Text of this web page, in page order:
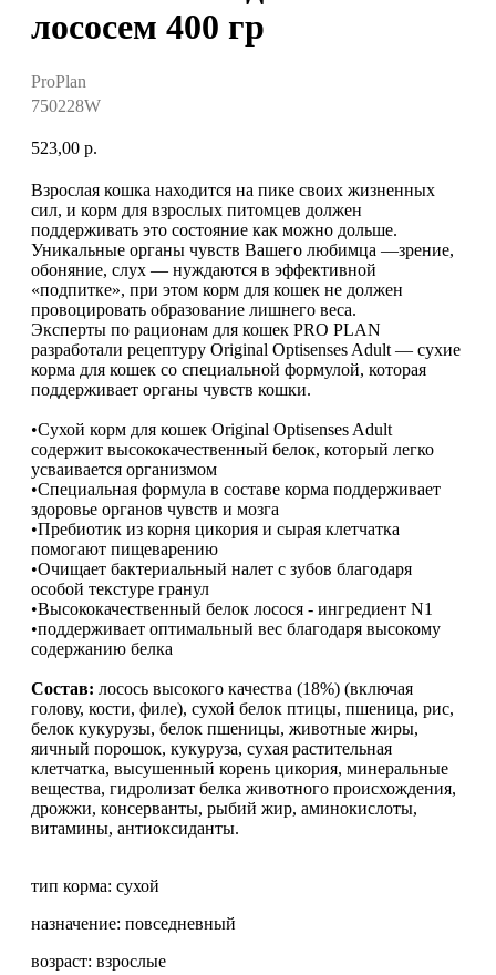
лососем 400 гр
ProPlan
750228W
523,00 р.
Взрослая кошка находится на пике своих жизненных
сил, и корм для взрослых питомцев должен
поддерживать это состояние как можно дольше.
Уникальные органы чувств Вашего любимца —зрение,
обоняние, слух — нуждаются в эффективной
«подпитке», при этом корм для кошек не должен
провоцировать образование лишнего веса.
Эксперты по рационам для кошек PRO PLAN
разработали рецептуру Original Optisenses Adult — сухие
корма для кошек со специальной формулой, которая
поддерживает органы чувств кошки.
•Сухой корм для кошек Original Optisenses Adult
содержит высококачественный белок, который легко
усваивается организмом
•Специальная формула в составе корма поддерживает
здоровье органов чувств и мозга
•Пребиотик из корня цикория и сырая клетчатка
помогают пищеварению
•Очищает бактериальный налет с зубов благодаря
особой текстуре гранул
•Высококачественный белок лосося - ингредиент N1
•поддерживает оптимальный вес благодаря высокому
содержанию белка
Состав: лосось высокого качества (18%) (включая
голову, кости, филе), сухой белок птицы, пшеница, рис,
белок кукурузы, белок пшеницы, животные жиры,
яичный порошок, кукуруза, сухая растительная
клетчатка, высушенный корень цикория, минеральные
вещества, гидролизат белка животного происхождения,
дрожжи, консерванты, рыбий жир, аминокислоты,
витамины, антиоксиданты.
тип корма: сухой
назначение: повседневный
возраст: взрослые